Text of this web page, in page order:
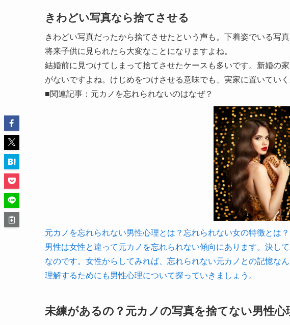
きわどい写真なら捨てさせる
きわどい写真だったから捨てさせたという声も。下着姿でいる写
将来子供に見られたら大変なことになりますよね。
結婚前に見つけてしまって捨てさせたケースも多いです。新婚の
がないですよね。けじめをつけさせる意味でも、実家に置いてい
■関連記事：元カノを忘れられないのはなぜ？
元カノを忘れられない男性心理とは？忘れられない女の特徴とは
男性は女性と違って元カノを忘れられない傾向にあります。決し
なのです。女性からしてみれば、忘れられない元カノとの記憶な
理解するためにも男性心理について探っていきましょう。
未練があるの？元カノの写真を捨てない男性心